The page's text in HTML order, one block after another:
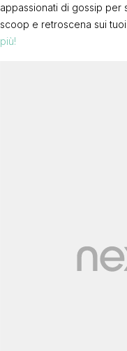
appassionati di gossip per
scoop e retroscena sui
più!